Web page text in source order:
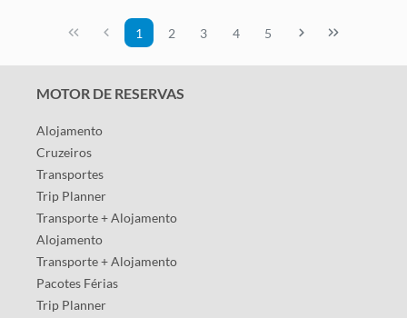
1 2 3 4 5
MOTOR DE RESERVAS
Alojamento
Cruzeiros
Transportes
Trip Planner
Transporte + Alojamento
Alojamento
Transporte + Alojamento
Pacotes Férias
Trip Planner